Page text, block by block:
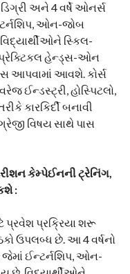
ડિગ્રી અને 4 વર્ષે ઓનર્સ
ઓન-જોબ
સ્કિલ-
પ્રેક્ટિકલ હેન્ડ્સ-ઓન
આવશે. કોર્સ
ઈન્ડસ્ટ્રી, હોસ્પિટલો,
કારકિર્દી બનાવી
વિષય સાથે પાસ
કેમ્પેઈનની ટ્રેનિંગ,
:
પ્રવેશ પ્રક્રિયા શરૂ
ઉપલબ્ધ છે. આ 4 વર્ષનો
ઈન્ટર્નશિપ, ઓન-